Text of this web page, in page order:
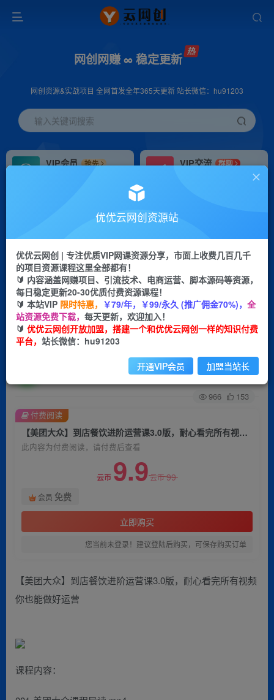
网创网赚 ∞ 稳定更新
网创资源&实战项目 全网首发全年365天更新 站长微信：hu91203
输入关键词搜索
VIP会员
抢先
VIP交流
群聊
研究探讨更多创业项目路子。
会员专属推广链接
挂机 项目
脚本卡密
APP下载
GO
首页 创业课程 会员免费 正文
【美团大众】到店餐饮进阶运营课3.0版，耐心看
完所有视频你也能做好运营
关注 私信
966 153
【美团大众】到店餐饮进阶运营课3.0版，耐心看完所有视频你也能做好运营
此内容为付费阅读，请付费后查看
云币 9.9云币99
会员 免费
立即购买
您当前未登录！建议登陆后购买，可保存购买订单
付费阅读
【美团大众】到店餐饮进阶运营课3.0版，耐心看完所有视频
你也能做好运营
课程内容：
优优云网创资源站
优优云网创 | 专注优质VIP网课资源分享，市面上收费几百几千
的项目资源课程这里全部都有！
🔰 内容涵盖网赚项目、引流技术、电商运营、脚本源码等资源，
每日稳定更新20-30优质付费资源课程！
🔰 本站VIP 限时特惠， ￥79/年，￥99/永久 (推广佣金70%)， 全
站资源免费下载， 每天更新，欢迎加入！
🔰 优优云网创开放加盟，搭建一个和优优云网创一样的知识付费
平台， 站长微信：hu91203
开通VIP会员 加盟当站长